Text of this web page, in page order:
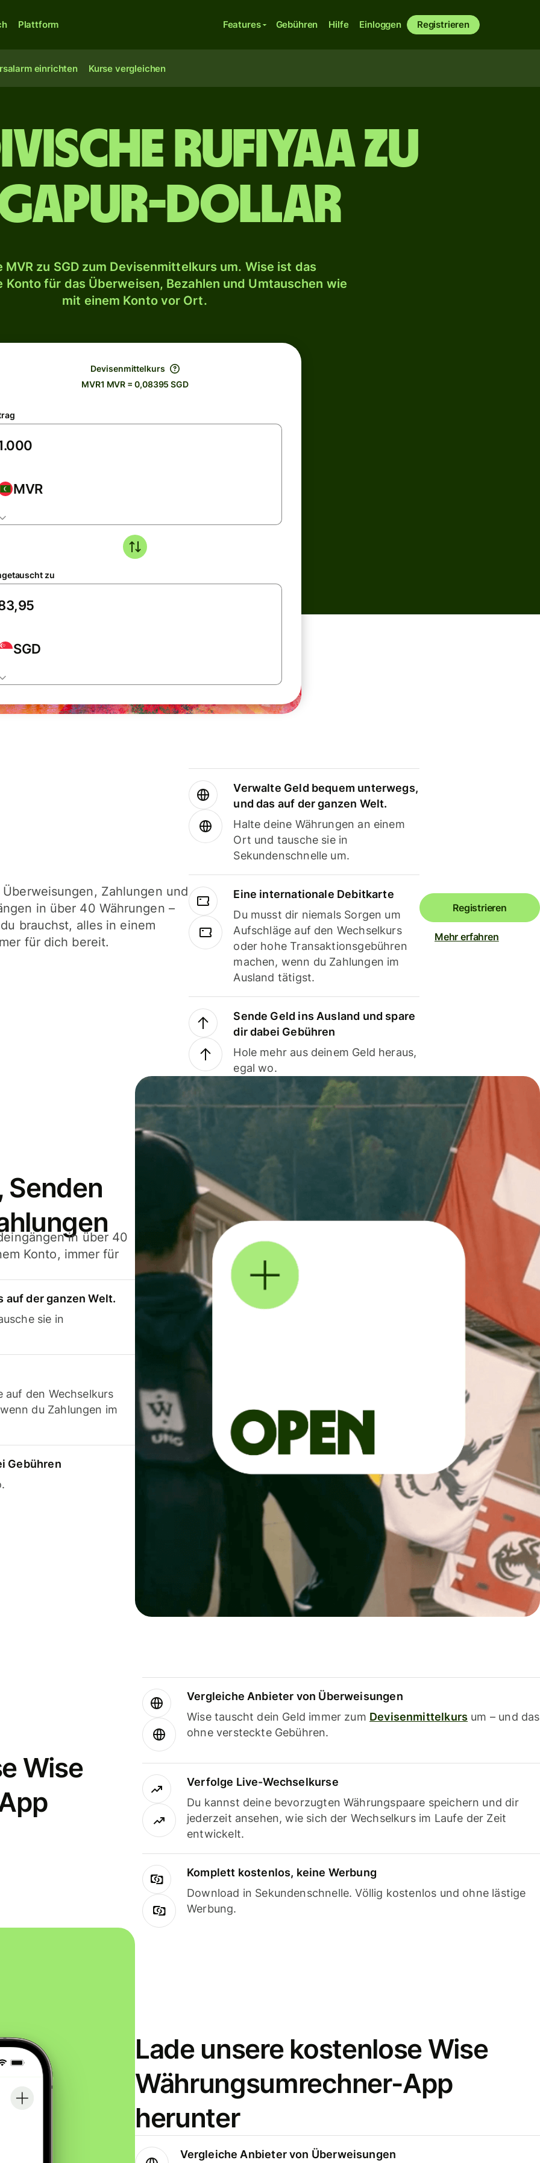
Plattform Features Gebühren Hilfe Einloggen Registrieren
einrichten Kurse vergleichen
Rufiyaa zu
Dollar
MVR zu SGD zum Devisenmittelkurs um. Wise ist das
Konto für das Überweisen, Bezahlen und Umtauschen wie
mit einem Konto vor Ort.
Devisenmittelkurs
MVR1 MVR = 0,08395 SGD
MVR
zu
SGD
Zahlungen und
in über 40 Währungen –
brauchst, alles in einem
für dich bereit.
Verwalte Geld bequem unterwegs,
und das auf der ganzen Welt.
Halte deine Währungen an einem
Ort und tausche sie in
Sekundenschnelle um.
Eine internationale Debitkarte
Du musst dir niemals Sorgen um
Aufschläge auf den Wechselkurs
oder hohe Transaktionsgebühren
machen, wenn du Zahlungen im
Ausland tätigst.
Sende Geld ins Ausland und spare
dir dabei Gebühren
Hole mehr aus deinem Geld heraus,
egal wo.
Registrieren
Mehr erfahren
Senden
in über 40
Konto, immer für
auf der ganzen Welt.
sie in
auf den Wechselkurs
du Zahlungen im
Gebühren
Wise
Vergleiche Anbieter von Überweisungen
Wise tauscht dein Geld immer zum Devisenmittelkurs um – und das
ohne versteckte Gebühren.
Verfolge Live-Wechselkurse
Du kannst deine bevorzugten Währungspaare speichern und dir
jederzeit ansehen, wie sich der Wechselkurs im Laufe der Zeit
entwickelt.
Komplett kostenlos, keine Werbung
Download in Sekundenschnelle. Völlig kostenlos und ohne lästige
Werbung.
Lade unsere kostenlose Wise
Währungsumrechner-App
herunter
Vergleiche Anbieter von Überweisungen